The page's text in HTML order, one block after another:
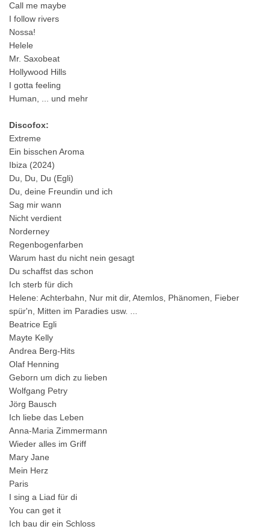
Call me maybe
I follow rivers
Nossa!
Helele
Mr. Saxobeat
Hollywood Hills
I gotta feeling
Human, ... und mehr
Discofox:
Extreme
Ein bisschen Aroma
Ibiza (2024)
Du, Du, Du (Egli)
Du, deine Freundin und ich
Sag mir wann
Nicht verdient
Norderney
Regenbogenfarben
Warum hast du nicht nein gesagt
Du schaffst das schon
Ich sterb für dich
Helene: Achterbahn, Nur mit dir, Atemlos, Phänomen, Fieber
spür'n, Mitten im Paradies usw. ...
Beatrice Egli
Mayte Kelly
Andrea Berg-Hits
Olaf Henning
Geborn um dich zu lieben
Wolfgang Petry
Jörg Bausch
Ich liebe das Leben
Anna-Maria Zimmermann
Wieder alles im Griff
Mary Jane
Mein Herz
Paris
I sing a Liad für di
You can get it
Ich bau dir ein Schloss